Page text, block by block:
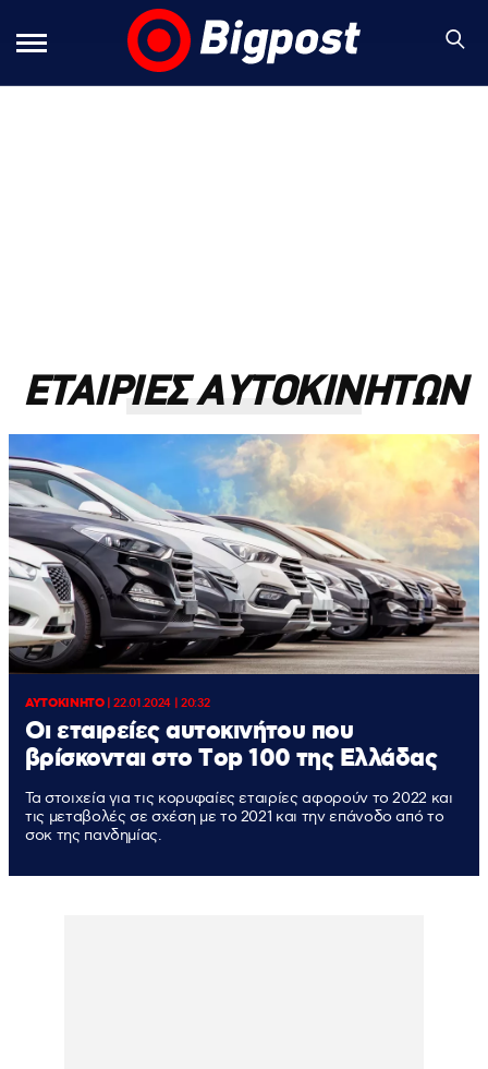
ΕΤΑΙΡΙΕΣ ΑΥΤΟΚΙΝΗΤΩΝ
ΑΥΤΟΚΙΝΗΤΟ|22.01.2024 | 20:32
Οι εταιρείες αυτοκινήτου που
βρίσκονται στο Τop 100 της Ελλάδας
Τα στοιχεία για τις κορυφαίες εταιρίες αφορούν το 2022 και
τις μεταβολές σε σχέση με το 2021 και την επάνοδο από το
σοκ της πανδημίας.